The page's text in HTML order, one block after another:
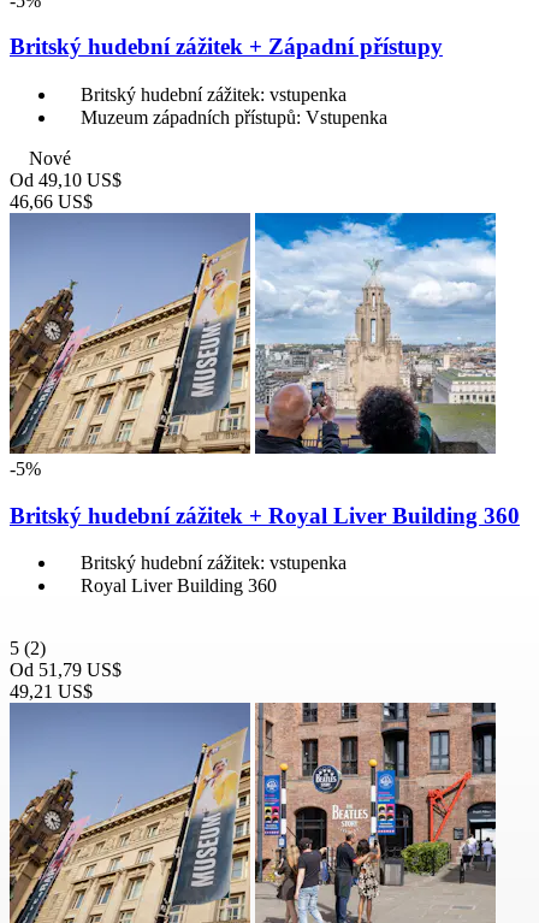
Britský hudební zážitek + Západní přístupy
Britský hudební zážitek: vstupenka
Muzeum západních přístupů: Vstupenka
Nové
Od 49,10 US$
46,66 US$
-5%
Britský hudební zážitek + Royal Liver Building 360
Britský hudební zážitek: vstupenka
Royal Liver Building 360
5 (2)
Od 51,79 US$
49,21 US$